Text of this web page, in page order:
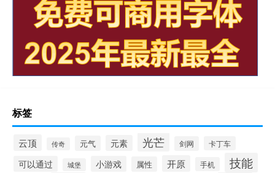
标签
云顶 传奇 元气 元素 光芒 剑网 卡丁车
可以通过 城堡 小游戏 属性 开原 手机
技能